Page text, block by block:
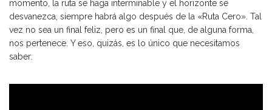
momento, la ruta se haga interminable y el horizonte se
desvanezca, siempre habrá algo después de la «Ruta Cero». Tal
vez no sea un final feliz, pero es un final que, de alguna forma,
nos pertenece. Y eso, quizás, es lo único que necesitamos
saber.